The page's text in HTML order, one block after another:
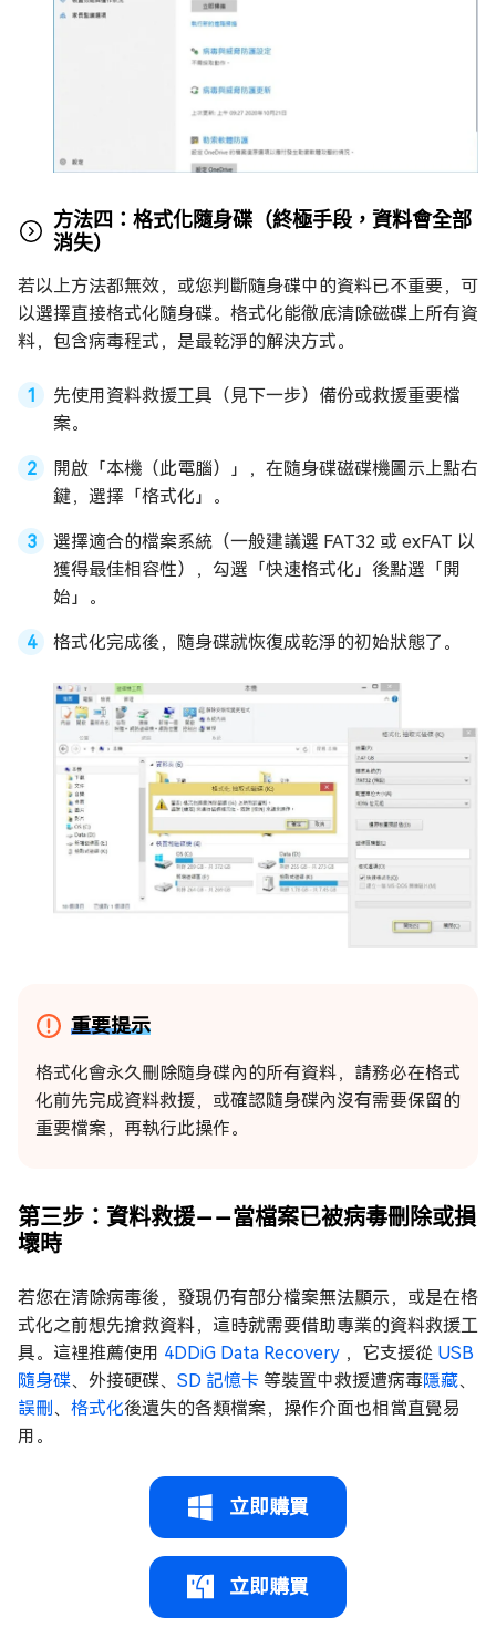
方法四：格式化隨身碟（終極手段，資料會全部
消失）
若以上方法都無效，或您判斷隨身碟中的資料已不重要，可
以選擇直接格式化隨身碟。格式化能徹底清除磁碟上所有資
料，包含病毒程式，是最乾淨的解決方式。
先使用資料救援工具（見下一步）備份或救援重要檔
案。
開啟「本機（此電腦）」，在隨身碟磁碟機圖示上點右
鍵，選擇「格式化」。
選擇適合的檔案系統（一般建議選 FAT32 或 exFAT 以
獲得最佳相容性），勾選「快速格式化」後點選「開
始」。
格式化完成後，隨身碟就恢復成乾淨的初始狀態了。
重要提示
格式化會永久刪除隨身碟內的所有資料，請務必在格式
化前先完成資料救援，或確認隨身碟內沒有需要保留的
重要檔案，再執行此操作。
第三步：資料救援——當檔案已被病毒刪除或損
壞時
若您在清除病毒後，發現仍有部分檔案無法顯示，或是在格
式化之前想先搶救資料，這時就需要借助專業的資料救援工
具。這裡推薦使用 4DDiG Data Recovery ，它支援從 USB
隨身碟、外接硬碟、 SD 記憶卡 等裝置中救援遭病毒隱藏、
誤刪 、 格式化後遺失的各類檔案，操作介面也相當直覺易
用。
立即購買
立即購買